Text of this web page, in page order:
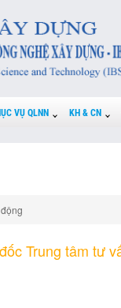
VỤ QLNN KH & CN
Trung tâm tư